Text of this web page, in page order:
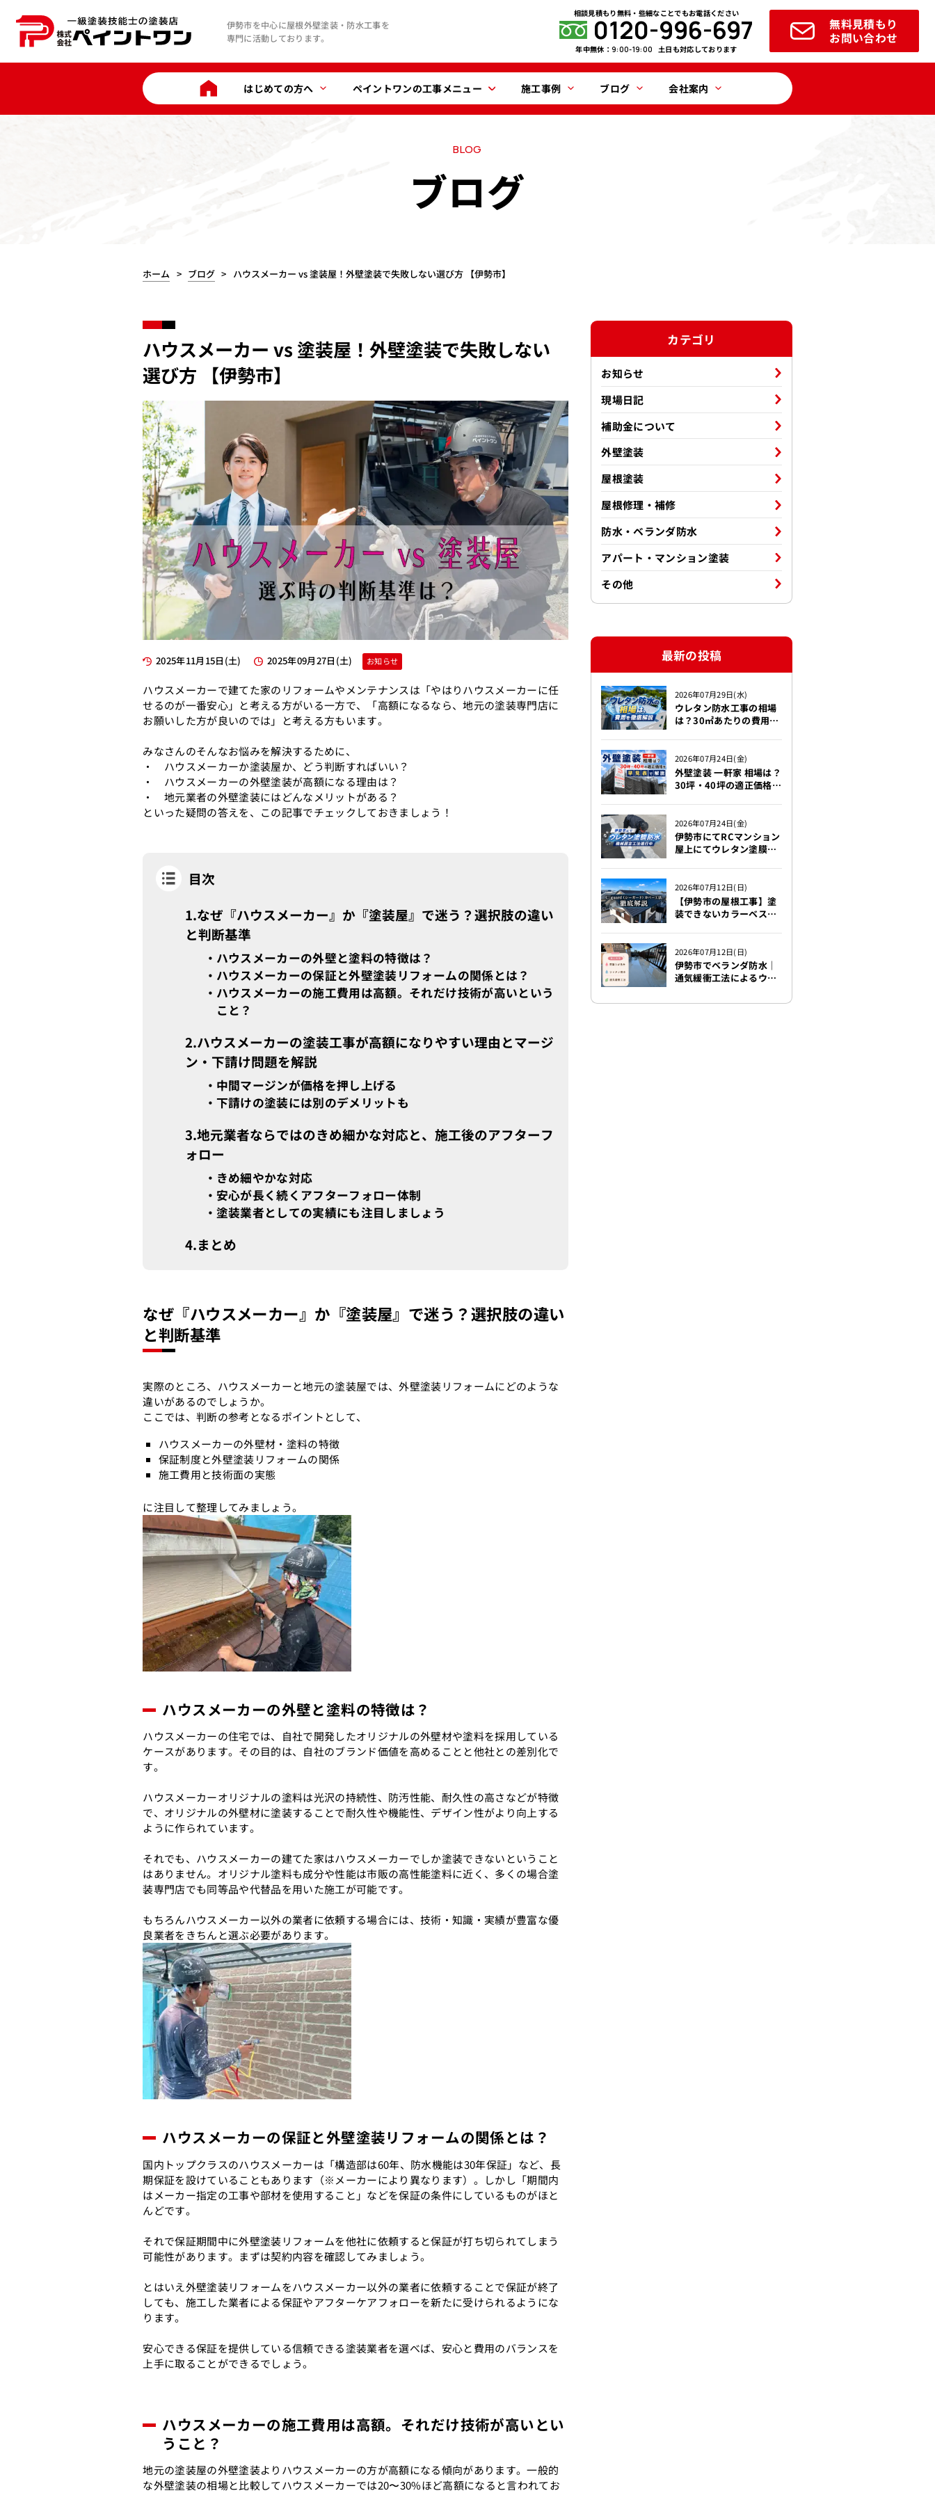
伊勢市を中心に屋根外壁塗装・防水工事を
専門に活動しております。
相談見積もり無料・些細なことでもお電話ください
0120-996-697
年中無休：9:00-19:00 土日も対応しております
無料見積もり
お問い合わせ
はじめての方へ ペイントワンの工事メニュー 施工事例 ブログ 会社案内
BLOG
ブログ
ホーム ブログ ハウスメーカー vs 塗装屋！外壁塗装で失敗しない選び方 【伊勢市】
ハウスメーカー vs 塗装屋！外壁塗装で失敗しない
選び方 【伊勢市】
2025年11月15日(土) 2025年09月27日(土) お知らせ
ハウスメーカーで建てた家のリフォームやメンテナンスは「やはりハウスメーカーに任
せるのが一番安心」と考える方がいる一方で、「高額になるなら、地元の塗装専門店に
お願いした方が良いのでは」と考える方もいます。
みなさんのそんなお悩みを解決するために、
・ ハウスメーカーか塗装屋か、どう判断すればいい？
・ ハウスメーカーの外壁塗装が高額になる理由は？
・ 地元業者の外壁塗装にはどんなメリットがある？
といった疑問の答えを、この記事でチェックしておきましょう！
目次
なぜ『ハウスメーカー』か『塗装屋』で迷う？選択肢の違い
と判断基準
ハウスメーカーの外壁と塗料の特徴は？
ハウスメーカーの保証と外壁塗装リフォームの関係とは？
ハウスメーカーの施工費用は高額。それだけ技術が高いという
こと？
ハウスメーカーの塗装工事が高額になりやすい理由とマージ
ン・下請け問題を解説
中間マージンが価格を押し上げる
下請けの塗装には別のデメリットも
地元業者ならではのきめ細かな対応と、施工後のアフターフ
ォロー
きめ細やかな対応
安心が長く続くアフターフォロー体制
塗装業者としての実績にも注目しましょう
まとめ
なぜ『ハウスメーカー』か『塗装屋』で迷う？選択肢の違い
と判断基準
実際のところ、ハウスメーカーと地元の塗装屋では、外壁塗装リフォームにどのような
違いがあるのでしょうか。
ここでは、判断の参考となるポイントとして、
ハウスメーカーの外壁材・塗料の特徴
保証制度と外壁塗装リフォームの関係
施工費用と技術面の実態
に注目して整理してみましょう。
ハウスメーカーの外壁と塗料の特徴は？
ハウスメーカーの住宅では、自社で開発したオリジナルの外壁材や塗料を採用している
ケースがあります。その目的は、自社のブランド価値を高めることと他社との差別化で
す。
ハウスメーカーオリジナルの塗料は光沢の持続性、防汚性能、耐久性の高さなどが特徴
で、オリジナルの外壁材に塗装することで耐久性や機能性、デザイン性がより向上する
ように作られています。
それでも、ハウスメーカーの建てた家はハウスメーカーでしか塗装できないということ
はありません。オリジナル塗料も成分や性能は市販の高性能塗料に近く、多くの場合塗
装専門店でも同等品や代替品を用いた施工が可能です。
もちろんハウスメーカー以外の業者に依頼する場合には、技術・知識・実績が豊富な優
良業者をきちんと選ぶ必要があります。
ハウスメーカーの保証と外壁塗装リフォームの関係とは？
国内トップクラスのハウスメーカーは「構造部は60年、防水機能は30年保証」など、長
期保証を設けていることもあります（※メーカーにより異なります）。しかし「期間内
はメーカー指定の工事や部材を使用すること」などを保証の条件にしているものがほと
んどです。
それで保証期間中に外壁塗装リフォームを他社に依頼すると保証が打ち切られてしまう
可能性があります。まずは契約内容を確認してみましょう。
とはいえ外壁塗装リフォームをハウスメーカー以外の業者に依頼することで保証が終了
しても、施工した業者による保証やアフターケアフォローを新たに受けられるようにな
ります。
安心できる保証を提供している信頼できる塗装業者を選べば、安心と費用のバランスを
上手に取ることができるでしょう。
ハウスメーカーの施工費用は高額。それだけ技術が高いとい
うこと？
地元の塗装屋の外壁塗装よりハウスメーカーの方が高額になる傾向があります。一般的
な外壁塗装の相場と比較してハウスメーカーでは20〜30%ほど高額になると言われてお
カテゴリ
お知らせ
現場日記
補助金について
外壁塗装
屋根塗装
屋根修理・補修
防水・ベランダ防水
アパート・マンション塗装
その他
最新の投稿
2026年07月29日(水)
ウレタン防水工事の相場
は？30㎡あたりの費用を
2026年07月24日(金)
外壁塗装 一軒家 相場は？
30坪・40坪の適正価格を
2026年07月24日(金)
伊勢市にてRCマンション
屋上にてウレタン塗膜防
2026年07月12日(日)
【伊勢市の屋根工事】塗
装できないカラーベスト
解説！！
2026年07月12日(日)
伊勢市でベランダ防水｜
通気緩衝工法によるウレ